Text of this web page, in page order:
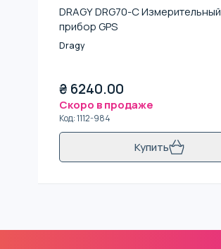
DRAGY DRG70-C Измерительный
прибор GPS
Dragy
₴ 6240.00
Скоро в продаже
Код:1112-984
Купить